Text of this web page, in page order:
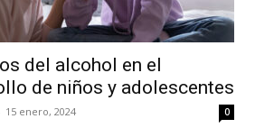
del alcohol en el
de niños y adolescentes
15 enero, 2024 0